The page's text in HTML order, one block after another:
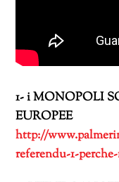
1- i MONOPOLI
EUROPEE
http://
referendu-1-